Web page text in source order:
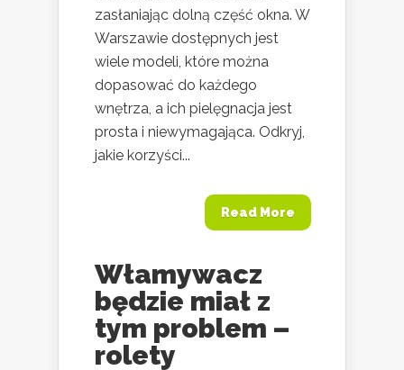
zasłaniając dolną część okna. W
Warszawie dostępnych jest
wiele modeli, które można
dopasować do każdego
wnętrza, a ich pielęgnacja jest
prosta i niewymagająca. Odkryj,
jakie korzyści...
Read More
Włamywacz
będzie miał z
tym problem –
rolety